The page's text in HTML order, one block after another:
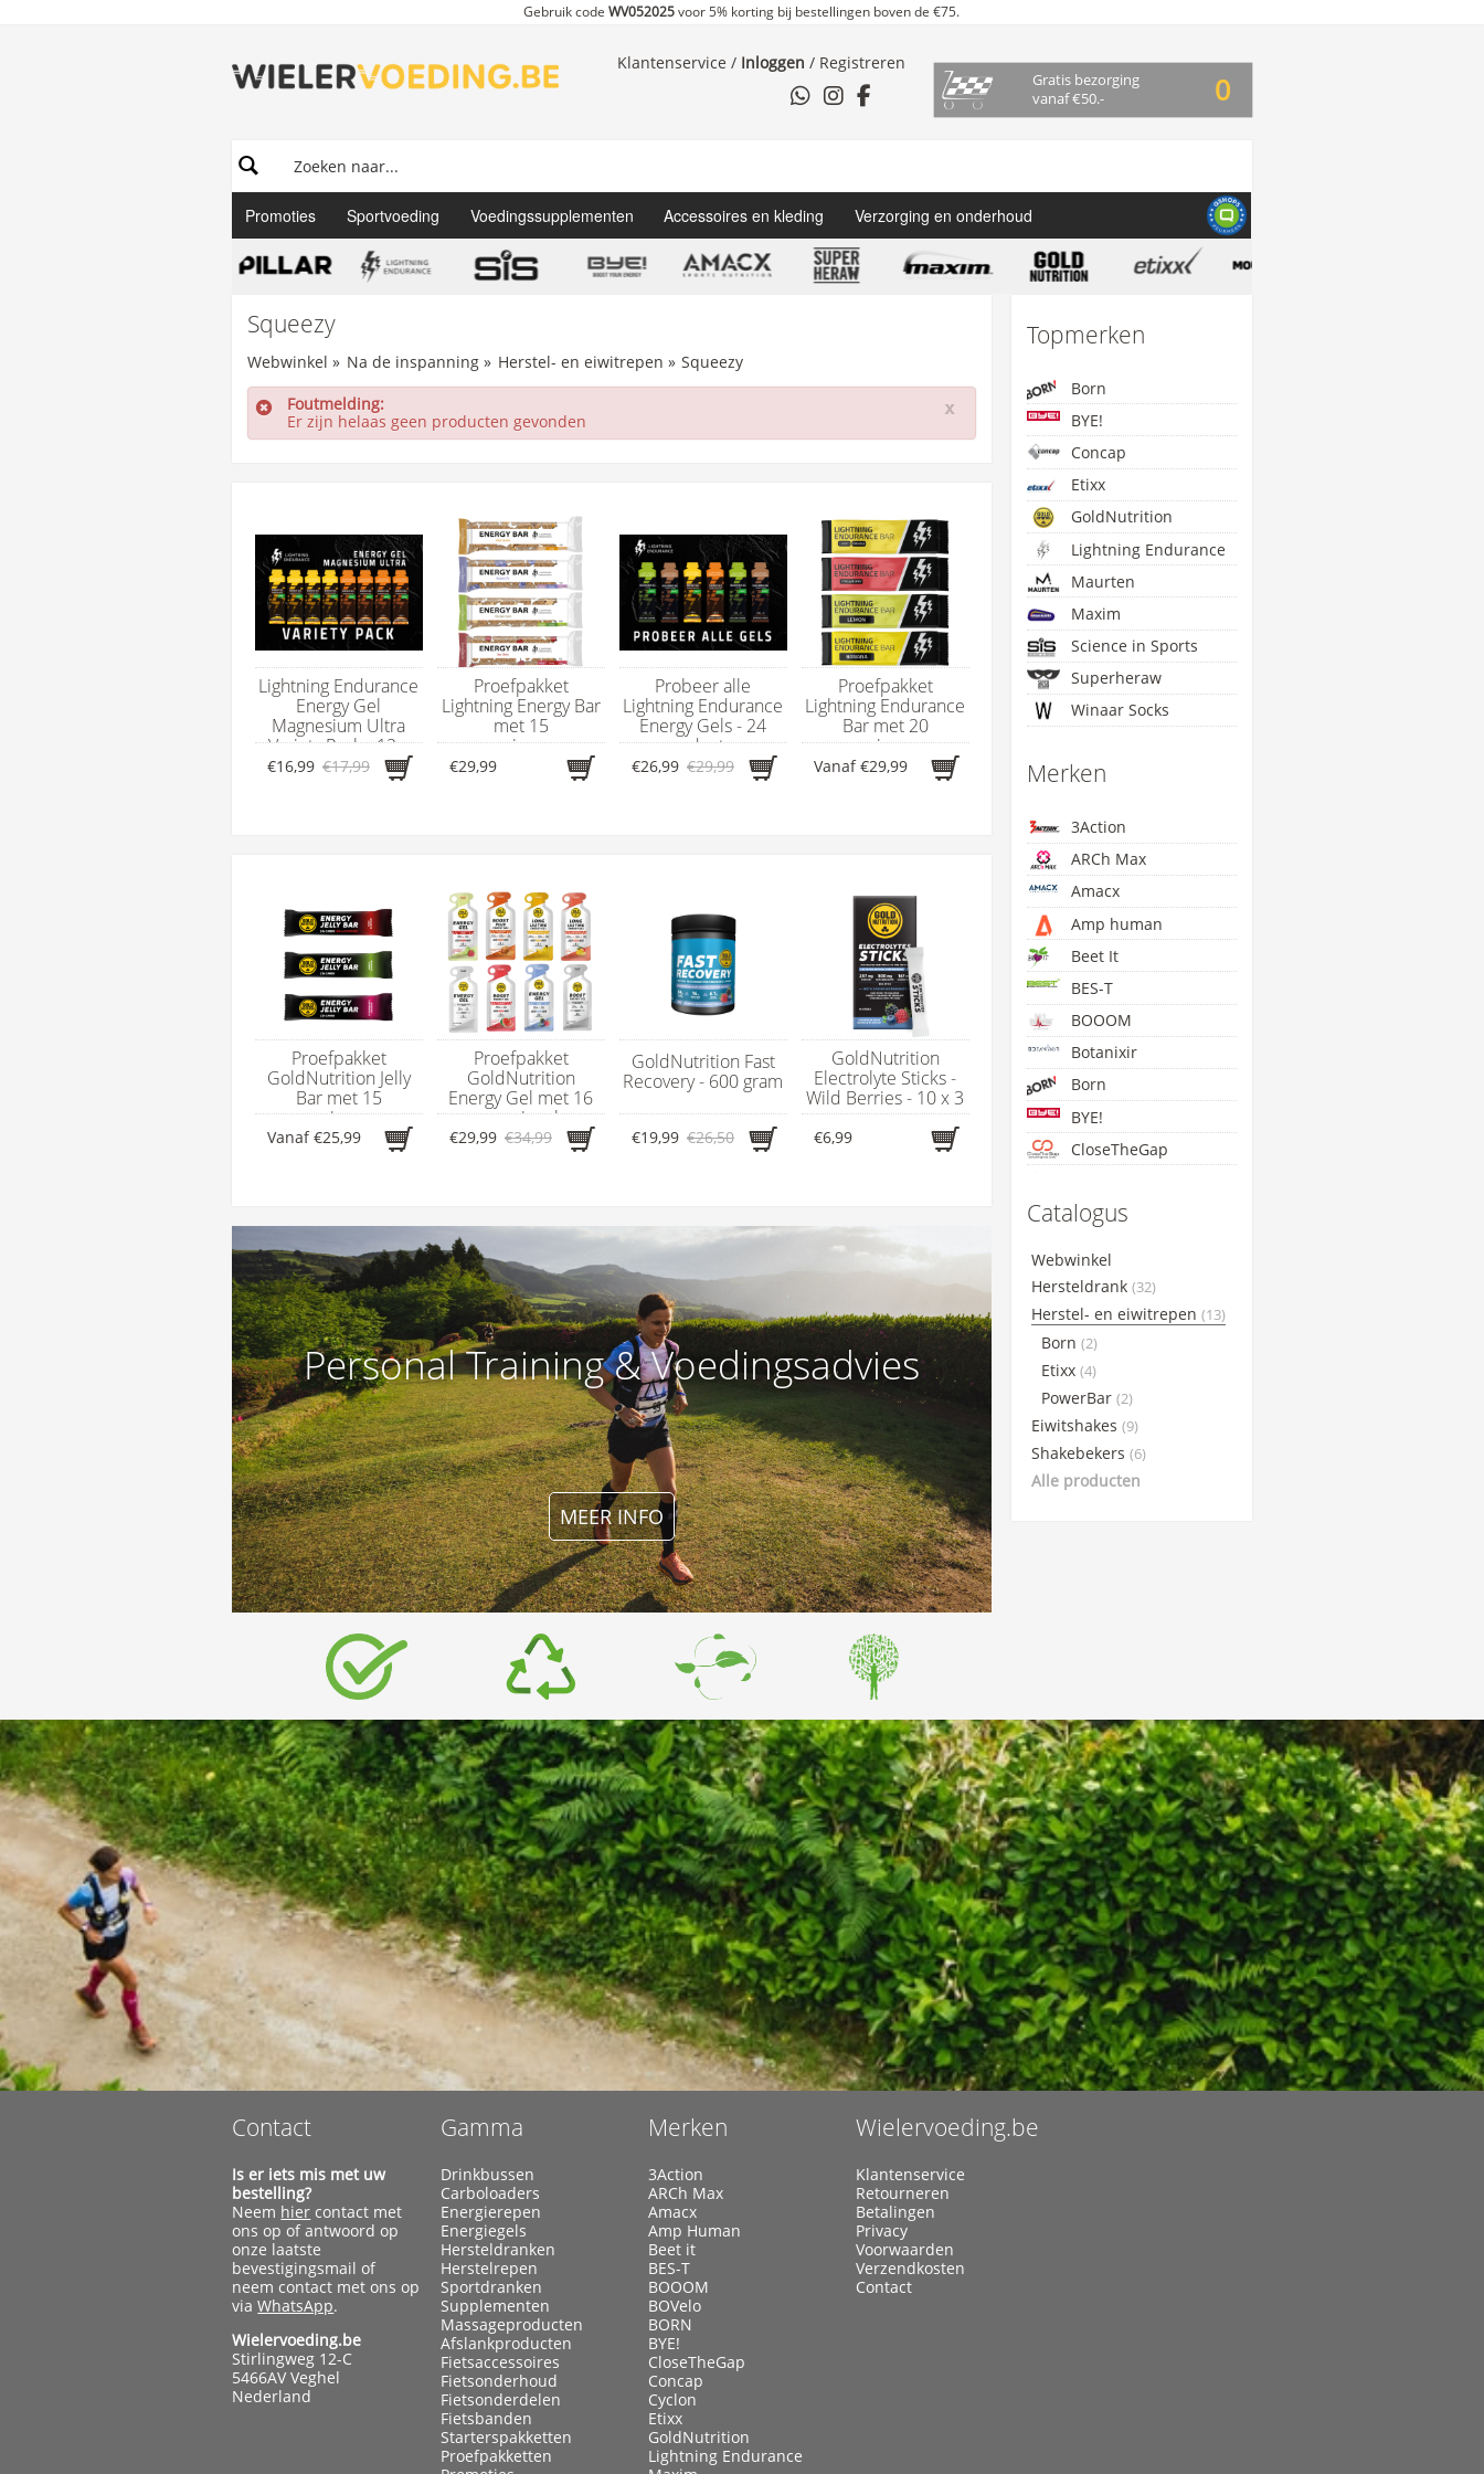
Gebruik codeWV052025voor 5% korting bij bestellingen boven de €75.
Klantenservice / Inloggen / Registreren
Gratis bezorging
vanaf €50.-
0
Promoties Sportvoeding Voedingssupplementen Accessoires en kleding Verzorging en onderhoud
Squeezy
Webwinkel » Na de inspanning» Herstel- en eiwitrepen » Squeezy
Foutmelding:
Er zijn helaas geen producten gevonden
x
Lightning Endurance
Energy Gel
Magnesium Ultra
Variety Pack - 12 x
60 ml
€16,99 €17,99
Proefpakket
Lightning Energy Bar
met 15
energierepen
€29,99
Probeer alle
Lightning Endurance
Energy Gels - 24
producten
€26,99 €29,99
Proefpakket
Lightning Endurance
Bar met 20
energierepen
Vanaf€29,99
Proefpakket
GoldNutrition Jelly
Bar met 15
energierepen
Vanaf€25,99
Proefpakket
GoldNutrition
Energy Gel met 16
energiegels
€29,99 €34,99
GoldNutrition Fast
Recovery - 600 gram
€19,99 €26,50
GoldNutrition
Electrolyte Sticks -
Wild Berries - 10 x 3
gram
€6,99
Personal Training & Voedingsadvies
MEER INFO
Topmerken
Born
BYE!
Concap
Etixx
GoldNutrition
Lightning Endurance
Maurten
Maxim
Science in Sports
Superheraw
Winaar Socks
Merken
3Action
ARCh Max
Amacx
Amp human
Beet It
BES-T
BOOOM
Botanixir
Born
BYE!
CloseTheGap
Cyclon
GoldNutrition
Lightning Endurance
Maxim
Maurten
NamedSport
PowerBar
Qwin
Catalogus
Webwinkel
Hersteldrank (32)
Herstel- en eiwitrepen (13)
Born (2)
Etixx (4)
PowerBar (2)
Eiwitshakes (9)
Shakebekers (6)
Alle producten
Contact
Is er iets mis met uw
bestelling?
Neem hier contact met
ons op of antwoord op
onze laatste
bevestigingsmail of
neem contact met ons op
viaWhatsApp.
Wielervoeding.be
Stirlingweg 12-C
5466AV Veghel
Nederland
Gamma
Drinkbussen
Carboloaders
Energierepen
Energiegels
Hersteldranken
Herstelrepen
Sportdranken
Supplementen
Massageproducten
Afslankproducten
Fietsaccessoires
Fietsonderhoud
Fietsonderdelen
Fietsbanden
Starterspakketten
Proefpakketten
Merken
3Action
ARCh Max
Amacx
Amp Human
Beet it
BES-T
BOOOM
BOVelo
BORN
BYE!
CloseTheGap
Concap
Cyclon
Etixx
GoldNutrition
Lightning Endurance
Wielervoeding.be
Klantenservice
Retourneren
Betalingen
Privacy
Voorwaarden
Verzendkosten
Contact